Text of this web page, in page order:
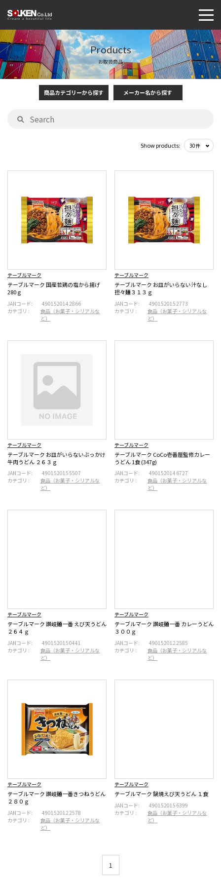
Products
お取扱商品
商品カテゴリーから探す メーカー名から探す
Show products:
テーブルマーク
テーブルマーク 国産若鶏の塩から揚げ
280ｇ
JANコード:
4901520142866
カテゴリ :
食品（お菓子・シリアルな
ど）
テーブルマーク
テーブルマーク お皿がいらない汁なし
担々麺３１３ｇ
JANコード:
4901520152773
カテゴリ :
食品（お菓子・シリアルな
ど）
テーブルマーク
テーブルマーク お皿がいらないぶっかけ
牛肉うどん ２６３ｇ
JANコード:
4901520155507
カテゴリ :
食品（お菓子・シリアルな
ど）
テーブルマーク
テーブルマーク CoCo壱番屋監修カレー
うどん 1食 (347g)
JANコード:
4901520146727
カテゴリ :
食品（お菓子・シリアルな
ど）
テーブルマーク
テーブルマーク 讃岐麺一番 えび天うどん
２６４ｇ
JANコード:
4901520150441
カテゴリ :
食品（お菓子・シリアルな
ど）
テーブルマーク
テーブルマーク 讃岐麺一番 カレーうどん
３００ｇ
JANコード:
4901520122585
カテゴリ :
食品（お菓子・シリアルな
ど）
テーブルマーク
テーブルマーク 讃岐麺一番きつねうどん
２８０ｇ
JANコード:
4901520122578
カテゴリ :
食品（お菓子・シリアルな
ど）
テーブルマーク
テーブルマーク 鍋焼えび天うどん １食
JANコード:
4901520156399
カテゴリ :
食品（お菓子・シリアルな
ど）
1